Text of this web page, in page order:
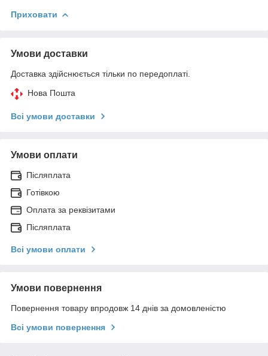
Приховати
Умови доставки
Доставка здійснюється тільки по передоплаті.
Нова Пошта
Всі умови доставки
Умови оплати
Післяплата
Готівкою
Оплата за реквізитами
Післяплата
Всі умови оплати
Умови повернення
Повернення товару впродовж 14 днів за домовленістю
Всі умови повернення